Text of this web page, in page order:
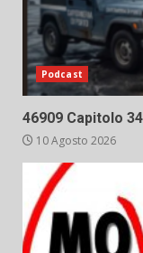
Podcast
46909 Capitolo
10 Agosto 2026